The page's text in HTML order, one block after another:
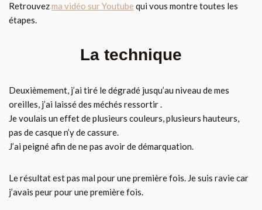
Retrouvezma vidéo sur Youtube qui vous montre toutes les
étapes.
La technique
Deuxièmement, j’ai tiré le dégradé jusqu’au niveau de mes
oreilles, j’ai laissé des méchés ressortir .
Je voulais un effet de plusieurs couleurs, plusieurs hauteurs,
pas de casque n’y de cassure.
J’ai peigné afin de ne pas avoir de démarquation.
Le résultat est pas mal pour une première fois. Je suis ravie car
j’avais peur pour une première fois.